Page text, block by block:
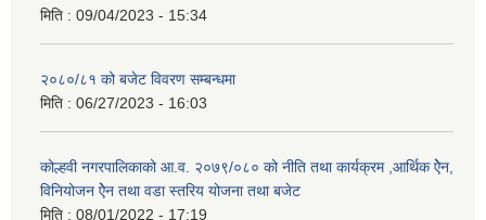
मिति : 09/04/2023 - 15:34
२०८०/८१ को बजेट विवरण सम्बन्धमा
मिति : 06/27/2023 - 16:03
कोल्हवी नगरपालिकाको आ.व. २०७९/०८० को नीति तथा कार्यक्रम ,आर्थिक ऐेन,
विनियोजन ऐेन तथा वडा स्तरिय योजना तथा बजेट
मिति : 08/01/2022 - 17:19